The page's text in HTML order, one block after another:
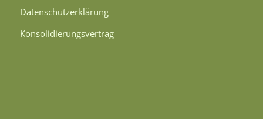
Datenschutzerklärung
Konsolidierungsvertrag